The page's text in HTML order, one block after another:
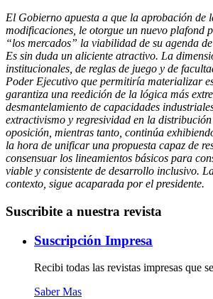
El Gobierno apuesta a que la aprobación de
modificaciones, le otorgue un nuevo plafond
“los mercados” la viabilidad de su agenda
Es sin duda un aliciente atractivo. La
institucionales, de reglas de juego y de
Poder Ejecutivo que permitiría materializar
garantiza una reedición de la lógica más
desmantelamiento de capacidades
extractivismo y regresividad en la
oposición, mientras tanto, continúa
la hora de unificar una propuesta capaz de
consensuar los lineamientos básicos para
viable y consistente de desarrollo inclusivo.
contexto, sigue acaparada por el presidente.
Suscribite a nuestra revista
Suscripción Impresa
Recibi todas las revistas impresas que
Saber Mas